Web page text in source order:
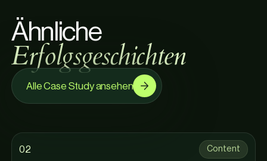
Ähn iche
Erfolgsgeschichten
Alle Case Study ansehen
02 Content